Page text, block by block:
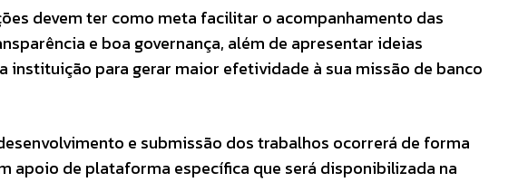
devem ter como meta facilitar o acompanhamento das
e boa governança, além de apresentar ideias
instituição para gerar maior efetividade à sua missão de banco
e submissão dos trabalhos ocorrerá de forma
apoio de plataforma específica que será disponibilizada na